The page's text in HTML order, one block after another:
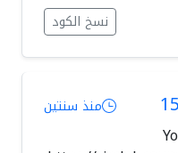
نسخ الكود
منذ سنتين